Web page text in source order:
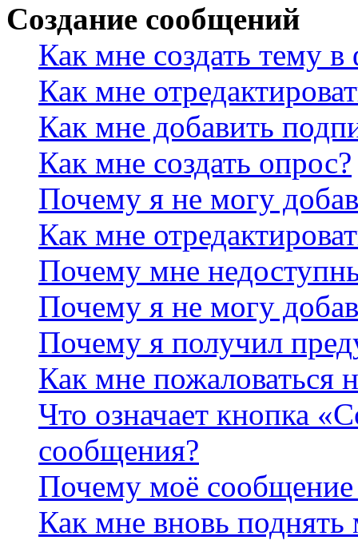
Создание сообщений
Как мне создать тему
Как мне
Как мне добавить
Как мне создать опрос?
Почему я не могу
Как мне
Почему мне
Почему я не могу
Почему я получил
Как мне пожаловаться
Что означает кнопка
сообщения?
Почему моё сообщение
Как мне вновь